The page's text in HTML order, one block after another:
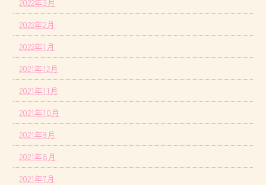
2022年2月
2022年1月
2021年12月
2021年11月
2021年10月
2021年9月
2021年8月
2021年7月